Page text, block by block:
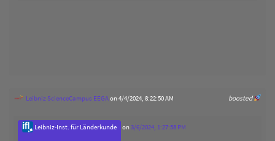
boosted
Leibniz ScienceCampus EEGAon 4/4/2024, 8:22:50 AM
Leibniz-Inst. für Länderkunde on3/6/2024, 1:27:58 PM